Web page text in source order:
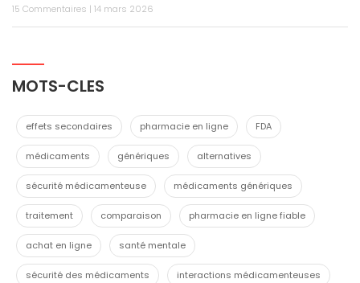
15 Commentaires | 14 mars 2026
MOTS-CLES
effets secondaires pharmacie en ligne FDA
médicaments génériques alternatives
sécurité médicamenteuse médicaments génériques
traitement comparaison pharmacie en ligne fiable
achat en ligne santé mentale
sécurité des médicaments interactions médicamenteuses